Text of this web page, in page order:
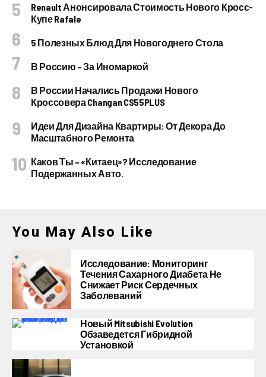
Renault Анонсировала Стоимость Нового Кросс-
Купе Rafale
5 Полезных Блюд Для Новогоднего Стола
В Россию – За Иномаркой
В России Начались Продажи Нового
Кроссовера Changan CS55PLUS
Идеи Для Дизайна Квартиры: От Декора До
Масштабного Ремонта
Каков Ты – «китаец»? Исследование
Подержанных Авто.
You May Also Like
Исследование: Мониторинг
Течения Сахарного Диабета Не
Снижает Риск Сердечных
Заболеваний
Новый Mitsubishi Evolution
Обзаведется Гибридной
Установкой